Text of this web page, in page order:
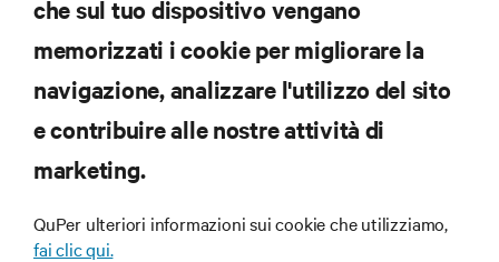
ISCRIVITI SUBITO
SUPPORTO
AZIENDA
che sul tuo dispositivo vengano
memorizzati i cookie per migliorare la
navigazione, analizzare l'utilizzo del sito
e contribuire alle nostre attività di
marketing.
QuPer ulteriori informazioni sui cookie che utilizziamo,
fai clic qui.